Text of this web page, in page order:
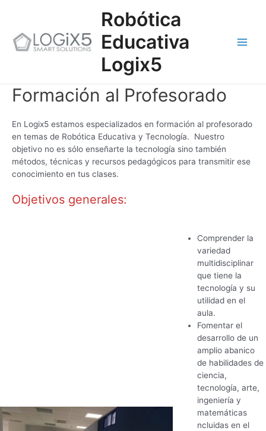
Robótica
Educativa
Logix5
Formación al Profesorado
En Logix5 estamos especializados en formación al profesorado
en temas de Robótica Educativa y Tecnología. Nuestro
objetivo no es sólo enseñarte la tecnología sino también
métodos, técnicas y recursos pedagógicos para transmitir ese
conocimiento en tus clases.
Objetivos generales:
Comprender la
variedad
multidisciplinar
que tiene la
tecnología y su
utilidad en el
aula.
Fomentar el
desarrollo de un
amplio abanico
de habilidades de
ciencia,
tecnología, arte,
ingeniería y
matemáticas
ncluidas en el